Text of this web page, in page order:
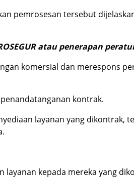
pemrosesan tersebut
atau penerapan
komersial dan merespons
kontrak.
layanan yang dikontrak,
kepada mereka yang